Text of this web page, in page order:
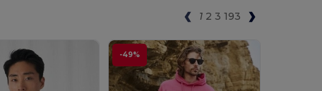
1 2 3 193
-49%